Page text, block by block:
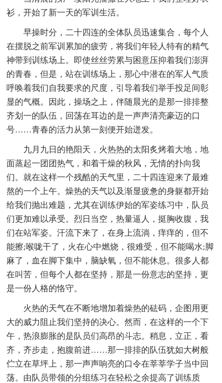
衫，开始了新一天的军训生活。
早操时分，二十四连的全体队员迅速集合，每个人
在摆脱之前军训累加的疲劳，将我们年轻人特有的精气
神带到训练场上。即使丝丝劳累与困意压抑着我们澎湃
的青春，但是，站在训练场上，那心中潜在的军人气质
呼唤着我们自我要求的尺度，引导着我们举手投足间彰
显的气概。因此，操场之上，伴随晨光的是那一排排整
齐划一的队伍，回荡在耳边的是一声声清亮豪迈的口
号……青春的活力从第一刻便开始迸发。
九月九日的艳阳天，火热热的太阳炙烤着大地，地
面蒸起一团团热气，和着干燥的秋风，无情的扑向我
们。就在这样一个残酷的天气里，二十四连迎来了最难
熬的一个上午。燥热的天气以及渐显疲惫的身躯都开始
给我们抛出难题，尤其在训练伊始的军姿练习中，队员
们更加难以承受。烈日当空，热量逼人，挺胸收腹，我
们在站军姿。汗流下来了，在身上流淌，痒痒的，但不
能擦;喉咙干了，火在心中燃烧，很难受，但不能喝水;脚
麻了，血在脚下集中，脑缺氧，但不能休息。很多人都
在叫苦，但每个人都在坚持，那是一份意志的坚持，更
是一份人格的恪守。
火热的天气在不断地增加着燥热的砝码，企图用更
大的威力阻止我们坚持的决心。然而，在这样的一个下
午，热浪膨胀的是队员们高昂的斗志。稍息，立正，看
齐，齐步走，抱腹前进……那一排排的队伍犹如大树般
伫立在草坪上，那一声声响亮的口令在莘莘学子当中回
荡。由队员带领的分组练习在轻松之余提高了训练质